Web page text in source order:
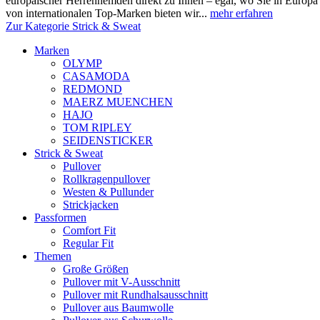
von internationalen Top-Marken bieten wir... mehr erfahren
Zur Kategorie Strick & Sweat
Marken
OLYMP
CASAMODA
REDMOND
MAERZ MUENCHEN
HAJO
TOM RIPLEY
SEIDENSTICKER
Strick & Sweat
Pullover
Rollkragenpullover
Westen & Pullunder
Strickjacken
Passformen
Comfort Fit
Regular Fit
Themen
Große Größen
Pullover mit V-Ausschnitt
Pullover mit Rundhalsausschnitt
Pullover aus Baumwolle